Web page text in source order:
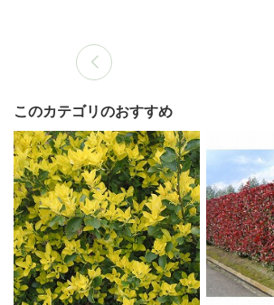
このカテゴリのおすすめ